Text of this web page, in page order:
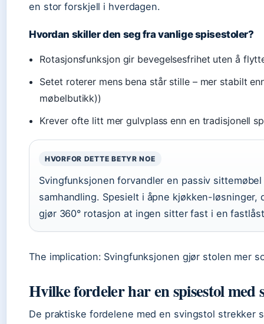
en stor forskjell i hverdagen.
Hvordan skiller den seg fra vanlige spisestoler?
Rotasjonsfunksjon gir bevegelsesfrihet uten å
Setet roterer mens bena står stille – mer stabilt
møbelbutikk))
Krever ofte litt mer gulvplass enn en tradisjonell
HVORFOR DETTE BETYR NOE
Svingfunksjonen forvandler en passiv
samhandling. Spesielt i åpne kjøkken-
gjør 360° rotasjon at ingen sitter fast i en
The implication: Svingfunksjonen gjør stolen mer
Hvilke fordeler har en spisestol med
De praktiske fordelene med en svingstol strekker